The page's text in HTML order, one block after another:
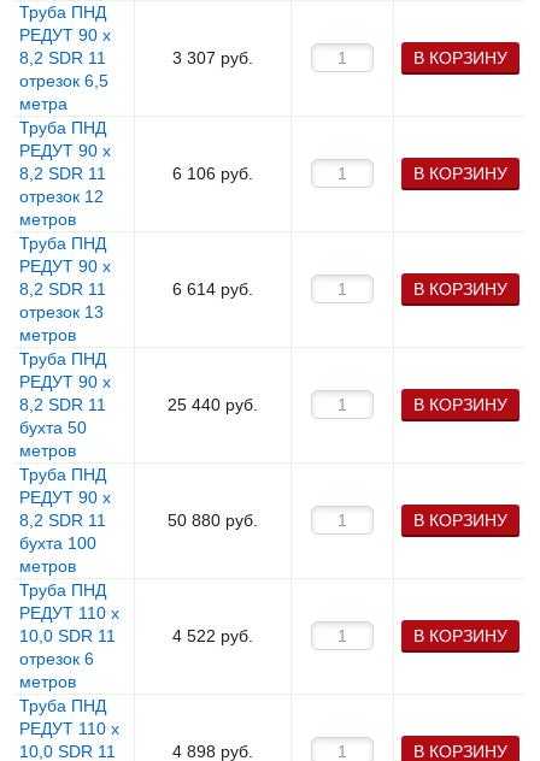
Труба ПНД
РЕДУТ 90 х
8,2 SDR 11
отрезок 6,5
метра
3 307 руб. В КОРЗИНУ
Труба ПНД
РЕДУТ 90 х
8,2 SDR 11
отрезок 12
метров
6 106 руб. В КОРЗИНУ
Труба ПНД
РЕДУТ 90 х
8,2 SDR 11
отрезок 13
метров
6 614 руб. В КОРЗИНУ
Труба ПНД
РЕДУТ 90 х
8,2 SDR 11
бухта 50
метров
25 440 руб. В КОРЗИНУ
Труба ПНД
РЕДУТ 90 х
8,2 SDR 11
бухта 100
метров
50 880 руб. В КОРЗИНУ
Труба ПНД
РЕДУТ 110 х
10,0 SDR 11
отрезок 6
метров
4 522 руб. В КОРЗИНУ
Труба ПНД
РЕДУТ 110 х
10,0 SDR 11
4 898 руб. В КОРЗИНУ